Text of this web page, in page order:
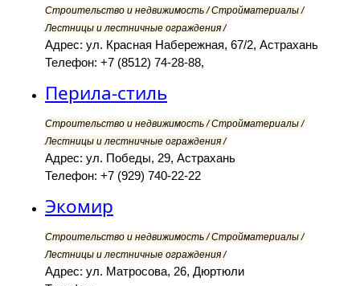
Строительство и недвижимость / Стройматериалы /
Лестницы и лестничные ограждения /
Адрес: ул. Красная Набережная, 67/2, Астрахань
Телефон: +7 (8512) 74-28-88,
Перила-стиль
Строительство и недвижимость / Стройматериалы /
Лестницы и лестничные ограждения /
Адрес: ул. Победы, 29, Астрахань
Телефон: +7 (929) 740-22-22
Экомир
Строительство и недвижимость / Стройматериалы /
Лестницы и лестничные ограждения /
Адрес: ул. Матросова, 26, Дюртюли